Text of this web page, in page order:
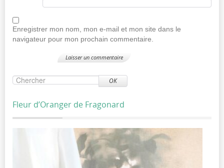
Enregistrer mon nom, mon e-mail et mon site dans le
navigateur pour mon prochain commentaire.
OK
Fleur d’Oranger de Fragonard